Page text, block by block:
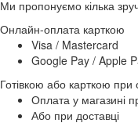
Ми пропонуємо кілька
Онлайн-оплата карткою
Visa / Mastercard
Google Pay / Apple
Готівкою або карткою при
Оплата у магазині
Або при доставці